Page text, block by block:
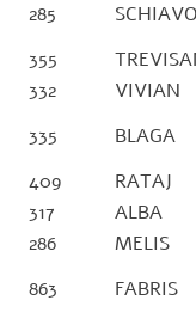
285
SCHIAVO
355
332
VIVIAN
335
BLAGA
409
RATAJ
317
ALBA
286
MELIS
863
FABRIS